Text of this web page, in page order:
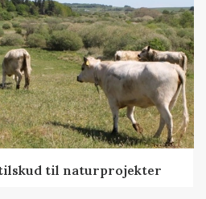
tilskud til naturprojekter